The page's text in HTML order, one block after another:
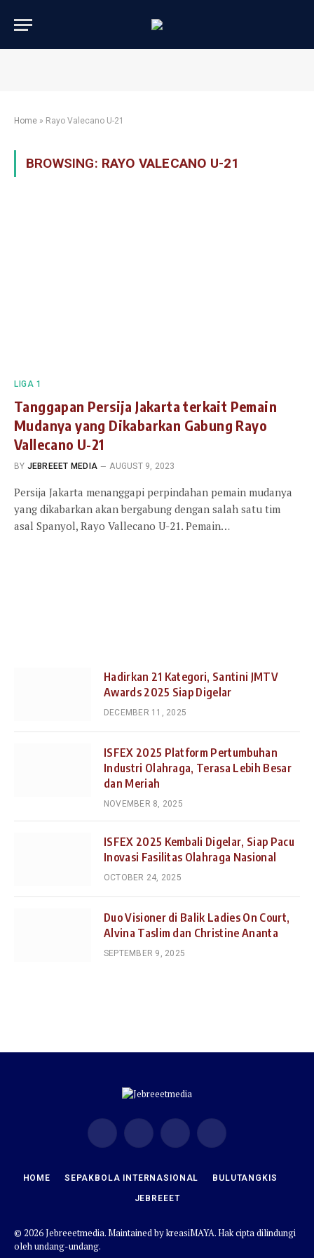
Home » Rayo Valecano U-21
BROWSING: RAYO VALECANO U-21
LIGA 1
Tanggapan Persija Jakarta terkait Pemain
Mudanya yang Dikabarkan Gabung Rayo
Vallecano U-21
BY JEBREEET MEDIA AUGUST 9, 2023
Persija Jakarta menanggapi perpindahan pemain mudanya
yang dikabarkan akan bergabung dengan salah satu tim
asal Spanyol, Rayo Vallecano U-21. Pemain…
Hadirkan 21 Kategori, Santini JMTV
Awards 2025 Siap Digelar
DECEMBER 11, 2025
ISFEX 2025 Platform Pertumbuhan
Industri Olahraga, Terasa Lebih Besar
dan Meriah
NOVEMBER 8, 2025
ISFEX 2025 Kembali Digelar, Siap Pacu
Inovasi Fasilitas Olahraga Nasional
OCTOBER 24, 2025
Duo Visioner di Balik Ladies On Court,
Alvina Taslim dan Christine Ananta
SEPTEMBER 9, 2025
Facebook
(Twitter)
Instagram YouTube
HOME SEPAKBOLA INTERNASIONAL BULUTANGKIS
JEBREEET
© 2026 Jebreeetmedia. Maintained bykreasiMAYA. Hak cipta dilindungi
oleh undang-undang.